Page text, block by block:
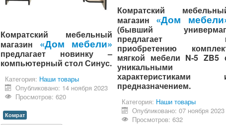
Комратский мебельный
магазин «Дом мебели»
предлагает новинку –
компьютерный стол Синус.
Категория: Наши товары
Опубликовано: 14 ноября 2023
Просмотров: 620
Комрат
Комратский
магазин «Дом
(бывший
предлагает
приобретению
мягкой мебели N-5 ZB5
уникальными
характеристиками
предназначением.
Категория: Наши товары
Опубликовано: 07 ноября 2023
Просмотров: 632